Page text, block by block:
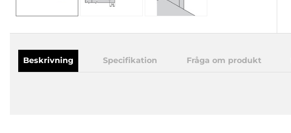
Beskrivning Specifikation Fråga om produkt